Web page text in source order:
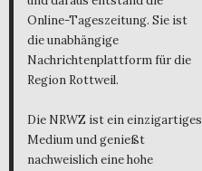
Online-Tageszeitung. Sie ist
die unabhängige
Nachrichtenplattform für die
Region Rottweil.
Die NRWZ ist ein einzigartiges
Medium und genießt
nachweislich eine hohe